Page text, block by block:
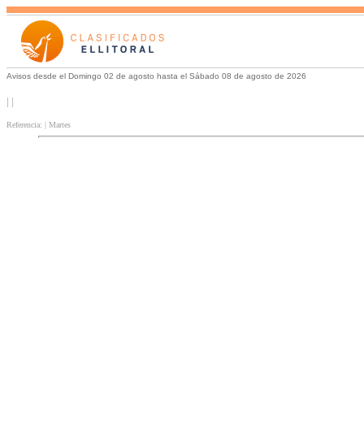
Avisos desde el Domingo 02 de agosto hasta el Sábado 08 de agosto de 2026
| |
Referencia: | Martes